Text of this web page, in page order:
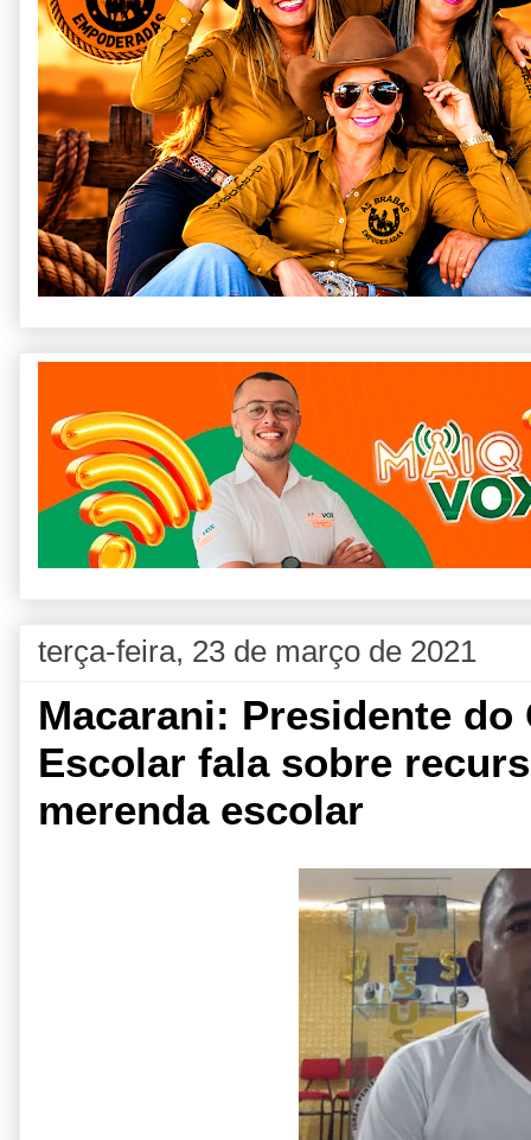
terça-feira, 23 de março de 2021
Macarani: Presidente
Escolar fala sobre
merenda escolar